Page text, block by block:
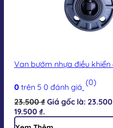
Van bướm nhựa điều
0 trên 5 0 đánh giá (0)
23.500₫ Giá gốc là: 23.500
19.500 ₫.